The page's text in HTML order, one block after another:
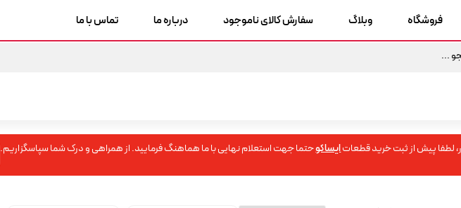
فروشگاه وبلاگ سفارش کالای ناموجود درباره ما تماس با ما
لطفا پیش از ثبت خرید قطعاتایساکوحتما جهت استعلام نهایی با ما هماهنگ فرمایید. از همراهی و درک شما سپاسگزاریم.